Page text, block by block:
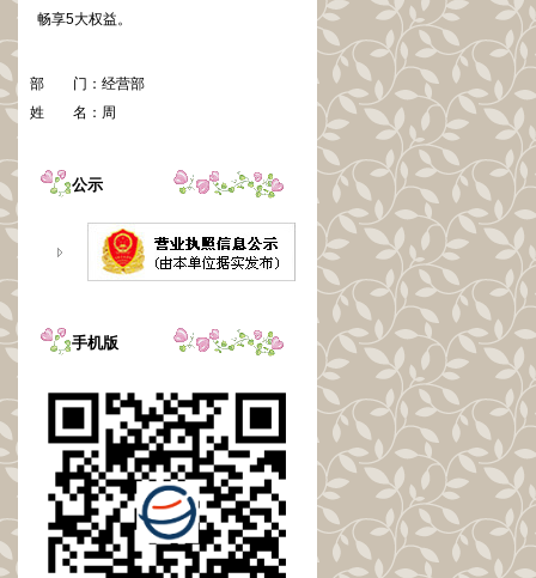
畅享5大权益。
部 门： 经营部
姓 名： 周
公示
手机版